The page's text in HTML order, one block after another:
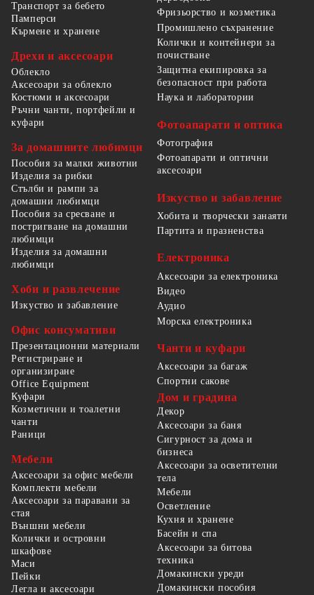
Транспорт за бебето
Памперси
Кърмене и хранене
Дрехи и аксесоари
Облекло
Аксесоари за облекло
Костюми и аксесоари
Ръчни чанти, портфейли и
куфари
За домашните любимци
Пособия за малки животни
Изделия за рибки
Стълби и рампи за
домашни любимци
Пособия за сресване и
постригване на домашни
любимци
Изделия за домашни
любимци
Хоби и развлечение
Изкуство и забавление
Офис консумативи
Презентационни материали
Регистриране и
организиране
Office Equipment
Фризьорство и козметика
Промишлено съхранение
Колички и контейнери за
почистване
Защитна екипировка за
безопасност при работа
Наука и лаборатории
Фотоапарати и оптика
Фотография
Фотоапарати и оптични
аксесоари
Изкуство и забавление
Хобита и творчески занаяти
Партита и празненства
Електроника
Аксесоари за електроника
Видео
Аудио
Морска електроника
Чанти и куфари
Аксесоари за багаж
Спортни сакове
Куфари
Козметични и тоалетни
чанти
Раници
Мебели
Аксесоари за офис мебели
Комплекти мебели
Аксесоари за паравани за
стая
Външни мебели
Колички и островни
шкафове
Маси
Пейки
Легла и аксесоари
Дом и градина
Декор
Аксесоари за баня
Сигурност за дома и
бизнеса
Аксесоари за осветителни
тела
Мебели
Осветление
Кухня и хранене
Басейн и спа
Аксесоари за битова
техника
Домакински уреди
Домакински пособия